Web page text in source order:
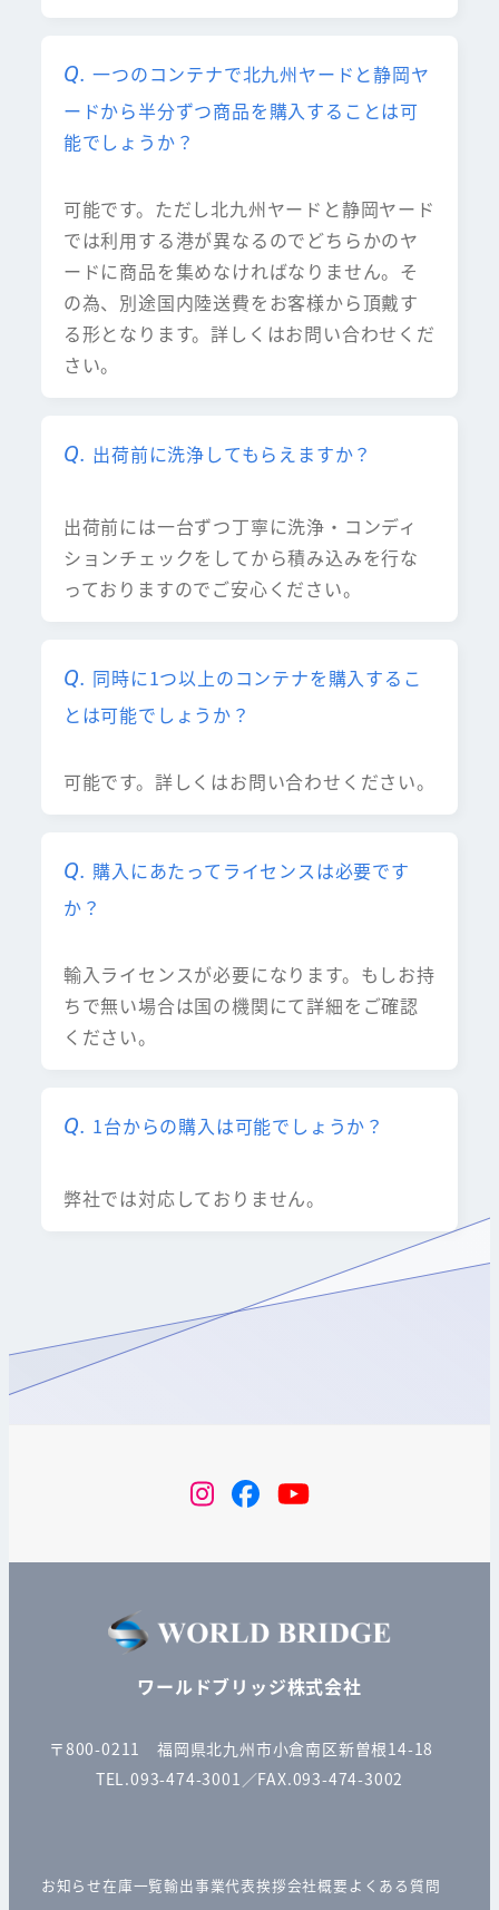
一つのコンテナで北九州ヤードと静岡ヤ
ードから半分ずつ商品を購入することは可
能でしょうか？
可能です。ただし北九州ヤードと静岡ヤード
では利用する港が異なるのでどちらかのヤ
ードに商品を集めなければなりません。そ
の為、別途国内陸送費をお客様から頂戴す
る形となります。詳しくはお問い合わせくだ
さい。
出荷前に洗浄してもらえますか？
出荷前には一台ずつ丁寧に洗浄・コンディ
ションチェックをしてから積み込みを行な
っておりますのでご安心ください。
同時に1つ以上のコンテナを購入するこ
とは可能でしょうか？
可能です。詳しくはお問い合わせください。
購入にあたってライセンスは必要です
か？
輸入ライセンスが必要になります。もしお持
ちで無い場合は国の機関にて詳細をご確認
ください。
1台からの購入は可能でしょうか？
弊社では対応しておりません。
instagram
FacebookYouTube
ワールドブリッジ株式会社
〒800-0211 福岡県北九州市小倉南区新曽根14-18
TEL.093-474-3001／FAX.093-474-3002
お知らせ在庫一覧輸出事業代表挨拶会社概要よくある質問